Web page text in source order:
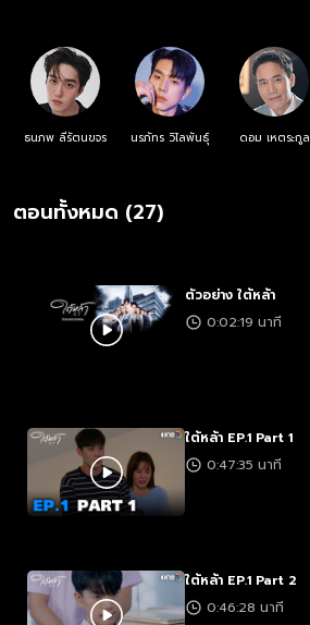
ธนภพ ลีรัตนขจร นรภัทร วิไลพันธุ์ ดอม เหตระกูล
ตอนทั้งหมด (27)
ตัวอย่าง ใต้หล้า
0:02:19 นาที
ใต้หล้า EP.1 Part 1
0:47:35 นาที
ใต้หล้า EP.1 Part 2
0:46:28 นาที